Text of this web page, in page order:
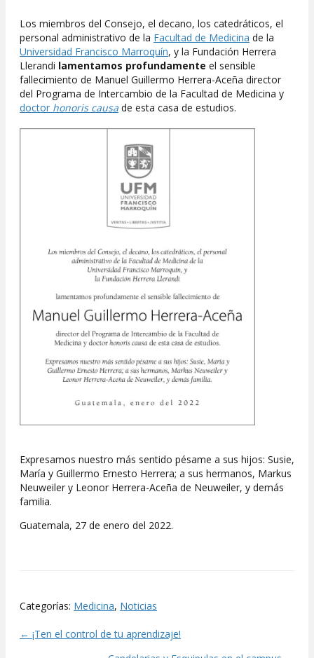
Los miembros del Consejo, el decano, los catedráticos, el
personal administrativo de la Facultad de Medicina de la
Universidad Francisco Marroquín, y la Fundación Herrera
Llerandi lamentamos profundamente el sensible
fallecimiento de Manuel Guillermo Herrera-Aceña director
del Programa de Intercambio de la Facultad de Medicina y
doctor honoris causa de esta casa de estudios.
Expresamos nuestro más sentido pésame a sus hijos: Susie,
María y Guillermo Ernesto Herrera; a sus hermanos, Markus
Neuweiler y Leonor Herrera-Aceña de Neuweiler, y demás
familia.
Guatemala, 27 de enero del 2022.
Categorías: Medicina, Noticias
Posts
← ¡Ten el control de tu aprendizaje!